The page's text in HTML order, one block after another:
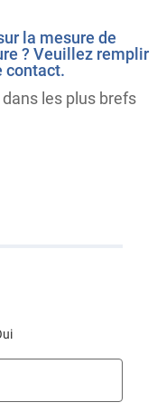
la mesure de
? Veuillez remplir
contact.
les plus brefs